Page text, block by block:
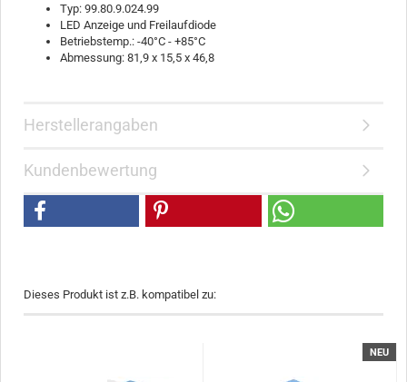
Typ: 99.80.9.024.99
LED Anzeige und Freilaufdiode
Betriebstemp.: -40°C - +85°C
Abmessung: 81,9 x 15,5 x 46,8
Herstellerangaben
Kundenbewertung
Dieses Produkt ist z.B. kompatibel zu:
NEU